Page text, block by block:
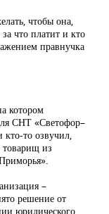
чтобы она,
что платит и кто
правнучка
котором
СНТ «Светофор–
то озвучил,
товарищ из
–
решение от
юридического